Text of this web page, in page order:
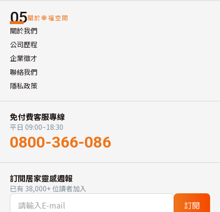
05關於幸福空間
關於我們
公司歷程
企業徵才
聯絡我們
隱私政策
免付費客服專線
平日 09:00~18:30
0800-366-086
訂閱居家靈感週報
已有 38,000+ 位讀者加入
訂閱